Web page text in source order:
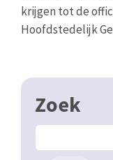
krijgen tot de
Hoofdstedelijk
Zoek